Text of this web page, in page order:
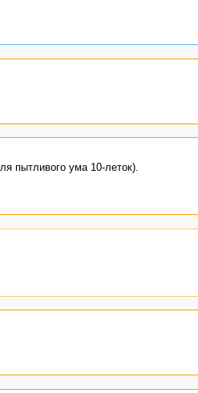
пытливого ума 10-леток).